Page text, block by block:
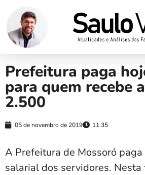
Prefeitura paga
para quem recebe
2.500
05 de novembro de 2019 11:35
A Prefeitura de Mossoró
salarial dos servidores. Nesta